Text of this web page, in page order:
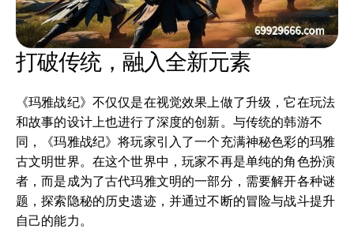
打破传统，融入全新元素
《玛雅战纪》不仅仅是在视觉效果上做了升级，它在玩法
和故事的设计上也进行了深度的创新。与传统的韩游不
同，《玛雅战纪》将玩家引入了一个充满神秘色彩的玛雅
古文明世界。在这个世界中，玩家不再是单纯的角色扮演
者，而是成为了古代玛雅文明的一部分，需要解开各种谜
题，探索隐秘的历史遗迹，并通过不断的冒险与战斗提升
自己的能力。